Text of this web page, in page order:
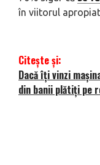
în viitorul
Citește și:
Dacă îți vinzi
din banii plătiți pe